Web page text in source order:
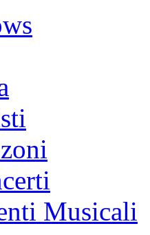
Musicali